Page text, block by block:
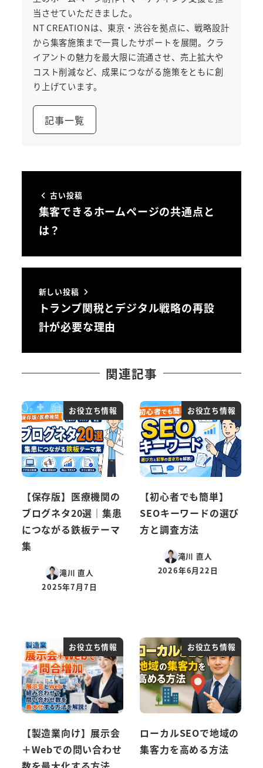
当させていただきました。
NT CREATIONは、東京・渋谷を拠点に、戦略設計
から集客施策まで一貫したサポートを展開。クラ
イアントの魅力を最大限に流通させ、売上拡大や
コスト削減など、成果につながる施策をともに創
り上げています。
記事一覧
古い投稿
集客できるホームページの共通点と
は？
新しい投稿
トランプ関税とデジタル戦略の再設
計が必要な理由
関連記事
お役立ち情報
【保存版】医療機関の
ブログネタ20選｜集患
につながる鉄板テーマ
集
滝川 直人
投稿日
2025年7月7日
お役立ち情報
【初心者でも簡単】
SEOキーワードの選び
方と調査方法
滝川 直人
投稿日
2026年6月22日
お役立ち情報
【製造業向け】展示会
＋Webでの問い合わせ
お役立ち情報
ローカルSEOで地域の
集客力を高める方法